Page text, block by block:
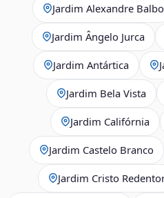
Jardim Alexandre Balbo
Jardim Ângelo Jurca
Jardim Antártica
Jardim Bela Vista
Jardim Califórnia
Jardim Castelo Branco
Jardim Cristo